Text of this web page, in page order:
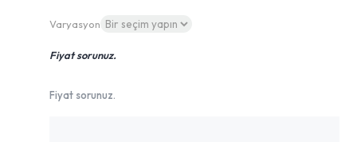
Varyasyon
Fiyat sorunuz.
Fiyat sorunuz.